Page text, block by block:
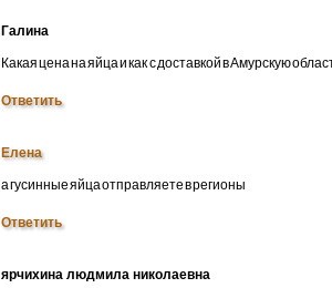
Галина
Какая цена на яйца и как с доставкой в Амурскую
Ответить
Елена
а гусинные яйца отправляете в регионы
Ответить
ярчихина людмила николаевна